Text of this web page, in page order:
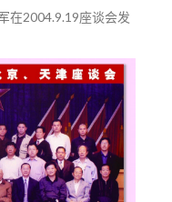
在2004.9.19座谈会发